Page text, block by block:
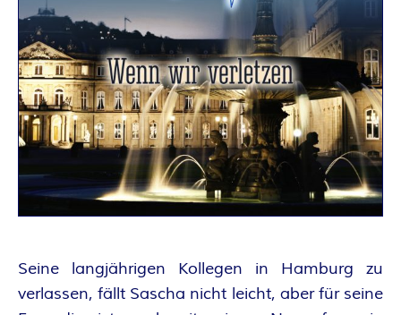
E
R
F
A
N
T
A
Seine langjährigen Kollegen in Hamburg zu
verlassen, fällt Sascha nicht leicht, aber für seine